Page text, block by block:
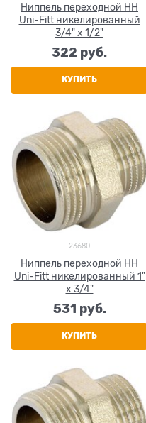
Ниппель переходной НН
Uni-Fitt никелированный
3/4" x 1/2"
322 руб.
КУПИТЬ
23680
Ниппель переходной НН
Uni-Fitt никелированный 1"
x 3/4"
531 руб.
КУПИТЬ